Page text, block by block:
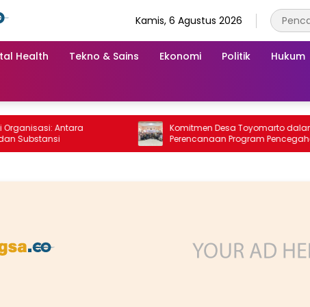
Kamis, 6 Agustus 2026
Health Tekno & Sains Ekonomi Politik Hukum
Antara
Komitmen Desa Toyomarto dalam
Perencanaan Program Pencegahan
Stunting melalui ‎Rembuk Stunting Desa